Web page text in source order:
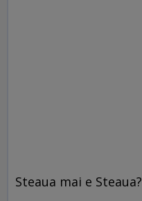
Steaua mai e Steaua?